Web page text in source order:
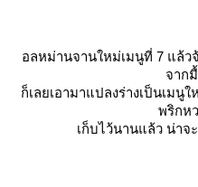
อลหม่านจานใหม่เมนูที่ 7 แล้ว
จาก
ก็เลยเอามาแปลงร่างเป็นเมนู
พริกห
เก็บไว้นานแล้ว น่าจ